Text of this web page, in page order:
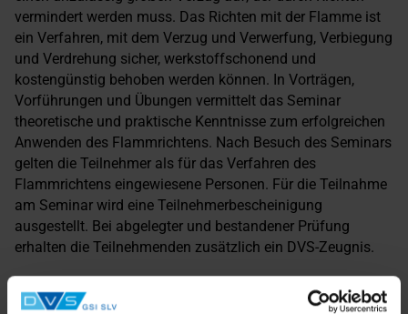
vermindert werden muss. Das Richten mit der Flamme ist
ein Verfahren, mit dem Verzug und Verwerfung, Verbiegung
und Verdrehung sicher, werkstoffschonend und
kostengünstig behoben werden können. In Vorträgen,
Vorführungen und Übungen vermittelt das Seminar
theoretische und praktische Kenntnisse zum erfolgreichen
Anwenden des Flammrichtens. Nach Besuch des Seminars
gelten die Teilnehmer als für das Verfahren des
Flammrichtens eingewiesene Personen. Für die Teilnahme
am Seminar wird eine Teilnehmerbescheinigung
ausgestellt. Bei abgelegter und bestandener Prüfung
erhalten die Teilnehmenden zusätzlich ein DVS-Zeugnis.